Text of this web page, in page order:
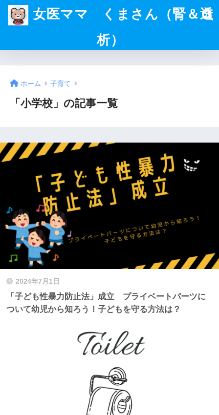
女医ママ くまさん（腎＆透
析）
ホーム 子育て
「小学校」の記事一覧
2024年7月1日
「子ども性暴力防止法」成立 プライベートパーツに
ついて幼児から知ろう！子どもを守る方法は？